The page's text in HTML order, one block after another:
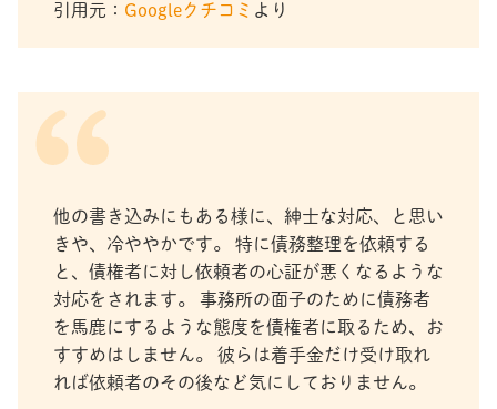
引用元： Googleクチコミ より
他の書き込みにもある様に、紳士な対応、と思い
きや、冷ややかです。 特に債務整理を依頼する
と、債権者に対し依頼者の心証が悪くなるような
対応をされます。 事務所の面子のために債務者
を馬鹿にするような態度を債権者に取るため、お
すすめはしません。 彼らは着手金だけ受け取れ
れば依頼者のその後など気にしておりません。